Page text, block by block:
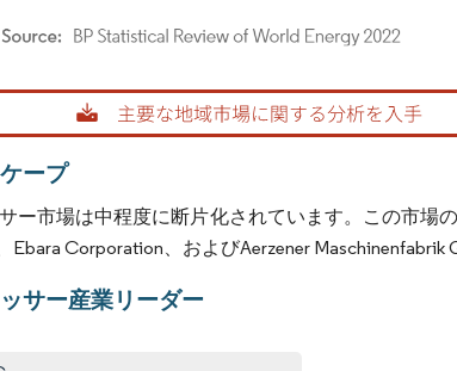
。再利用にはCC BY 4.0の表示が必要です。
ープ
ー市場は中程度に断片化されています。この市場
Ebara Corporation、およびAerzener Maschinenfabrik
サー産業リーダー